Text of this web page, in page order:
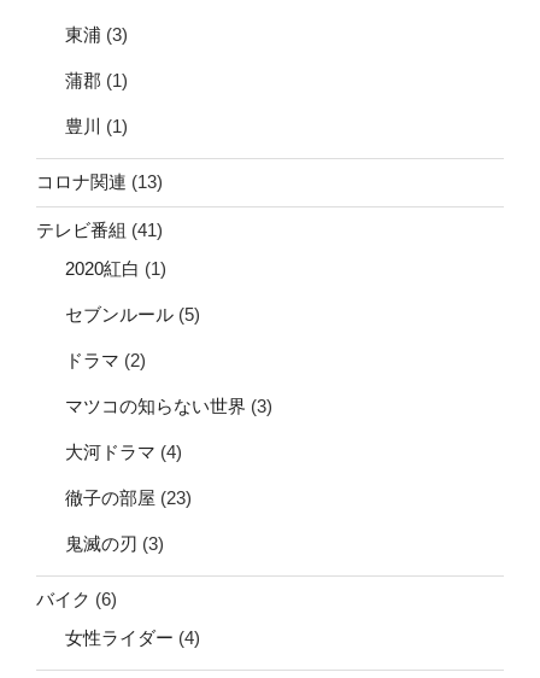
東浦 (3)
蒲郡 (1)
豊川 (1)
コロナ関連 (13)
テレビ番組 (41)
2020紅白 (1)
セブンルール (5)
ドラマ (2)
マツコの知らない世界 (3)
大河ドラマ (4)
徹子の部屋 (23)
鬼滅の刃 (3)
バイク (6)
女性ライダー (4)